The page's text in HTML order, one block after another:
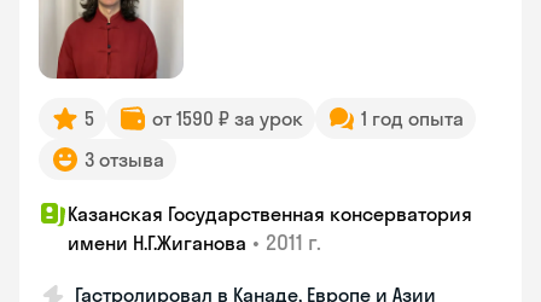
5 от 1590 ₽ за урок
1 год опыта
3 отзыва
Казанская Государственная консерватория
имени Н.Г.Жиганова • 2011 г.
Гастролировал в Канаде, Европе и Азии